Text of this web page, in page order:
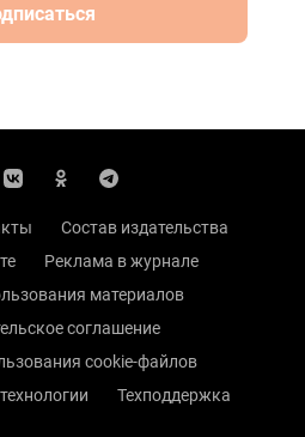
Состав издательства
Реклама в журнале
материалов
соглашение
cookie-файлов
Техподдержка